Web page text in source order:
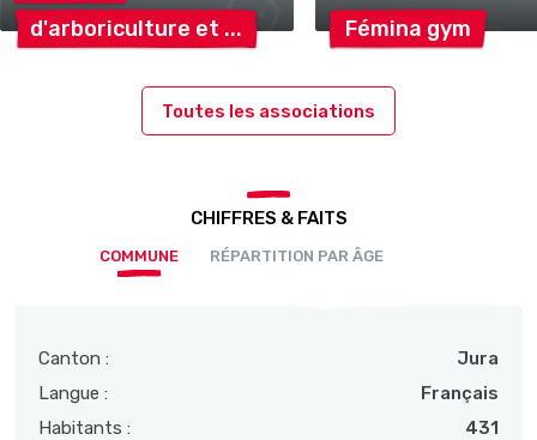
d'arboriculture et Fémina gym
Toutes les associations
CHIFFRES & FAITS
COMMUNE RÉPARTITION PAR ÂGE
Canton :
Jura
Langue :
Français
Habitants :
431